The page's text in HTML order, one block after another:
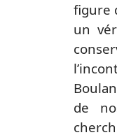
figure
un
de